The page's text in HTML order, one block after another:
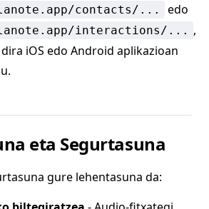
contacts/... edo
interactions/... ,
iOS edo Android aplikazioan
eta Segurtasuna
gure lehentasuna da: